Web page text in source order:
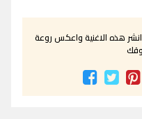
هذه الاغنية واعكس روعة